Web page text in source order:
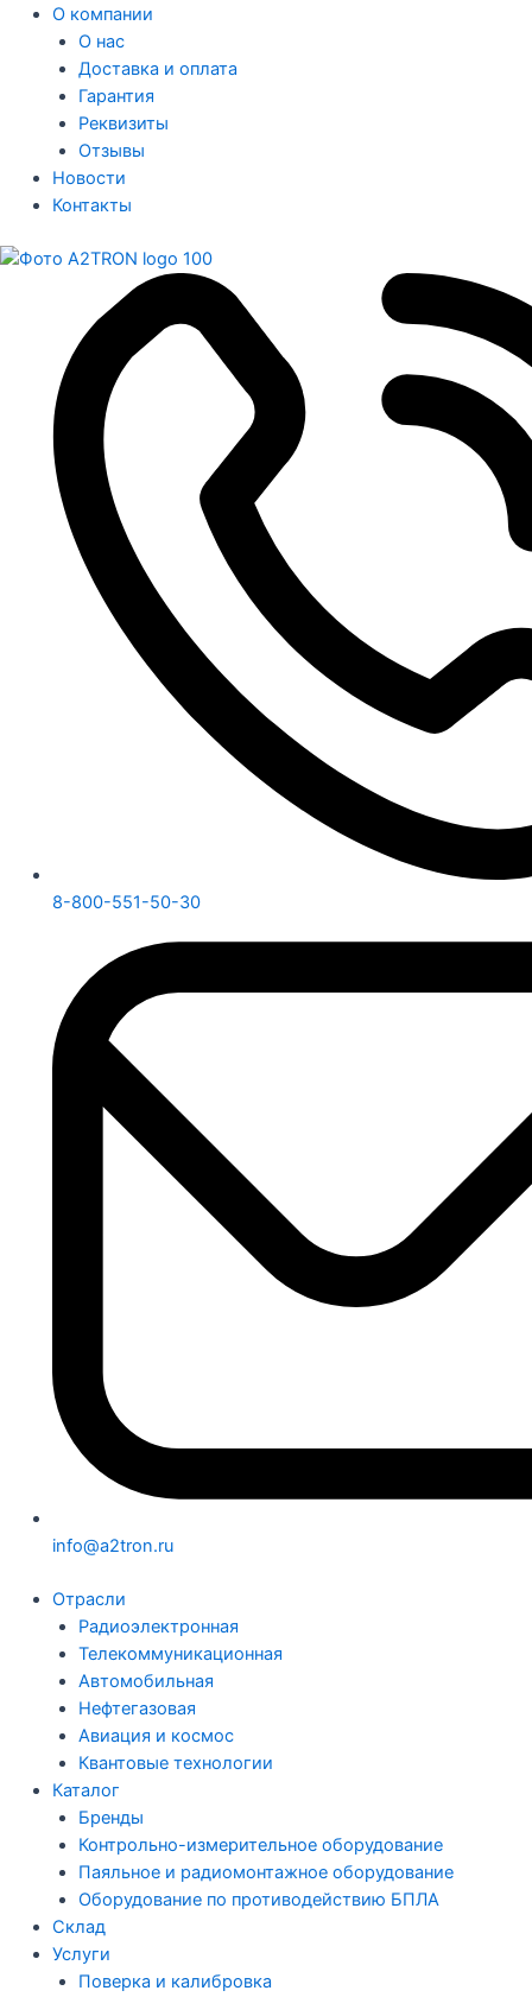
О компании
О нас
Доставка и оплата
Гарантия
Реквизиты
Отзывы
Новости
Контакты
8-800-551-50-30
info@a2tron.ru
Отрасли
Радиоэлектронная
Телекоммуникационная
Автомобильная
Нефтегазовая
Авиация и космос
Квантовые технологии
Каталог
Бренды
Контрольно-измерительное оборудование
Паяльное и радиомонтажное оборудование
Оборудование по противодействию БПЛА
Склад
Услуги
Поверка и калибровка